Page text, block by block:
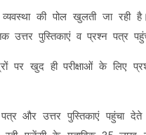
व्यवस्था की पोल खुलती जा
पुस्तिकाएं व प्रश्न पत्र
पर खुद ही परीक्षाओं के
और उत्तर पुस्तिकाएं